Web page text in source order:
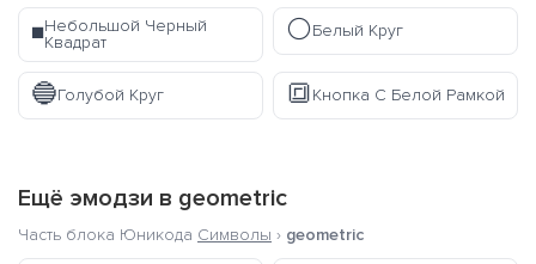
◾Небольшой Черный
Квадрат
⚪Белый Круг
🔵Голубой Круг 🔳Кнопка С Белой Рамкой
Ещё эмодзи в geometric
Часть блока Юникода Символы › geometric